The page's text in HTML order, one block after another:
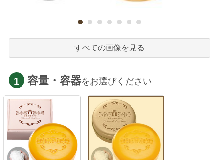
すべての画像を見る
1 容量・容器をお選びください